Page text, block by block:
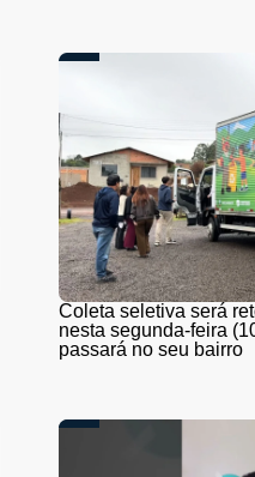
Coleta seletiva será
nesta segunda-feira
passará no seu bairro